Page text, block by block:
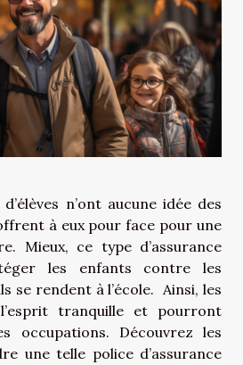
n’ont aucune idée des
à eux pour face pour une
Mieux, ce type d’assurance
les enfants contre les
se rendent à l’école. Ainsi, les
tranquille et pourront
occupations. Découvrez les
une telle police d’assurance